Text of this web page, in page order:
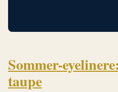
Sommer-
taupe